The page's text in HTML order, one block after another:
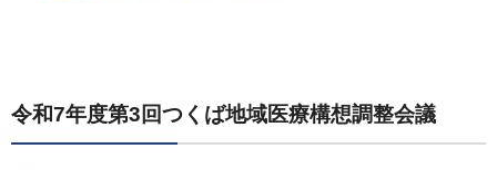
令和7年度第3回つくば地域医療構想調整会議